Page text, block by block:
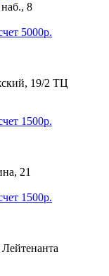
8
5000р.
19/2 ТЦ
1500р.
21
1500р.